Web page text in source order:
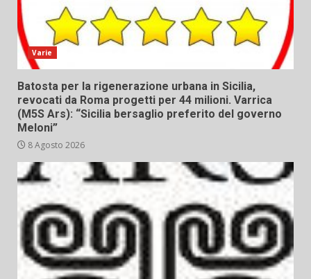
Varie
Batosta per la rigenerazione urbana in Sicilia,
revocati da Roma progetti per 44 milioni. Varrica
(M5S Ars): “Sicilia bersaglio preferito del governo
Meloni”
8 Agosto 2026